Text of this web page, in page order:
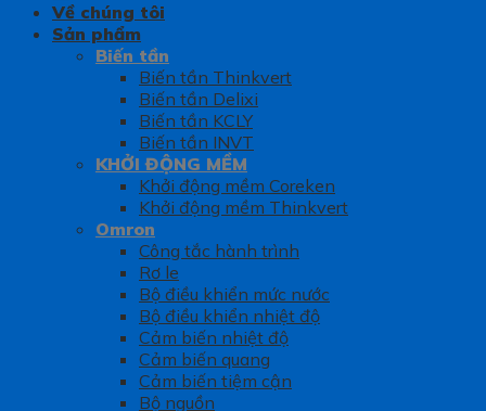
Về chúng tôi
Sản phẩm
Biến tần
Biến tần Thinkvert
Biến tần Delixi
Biến tần KCLY
Biến tần INVT
KHỞI ĐỘNG MỀM
Khởi động mềm Coreken
Khởi động mềm Thinkvert
Omron
Công tắc hành trình
Rơ le
Bộ điều khiển mức nước
Bộ điều khiển nhiệt độ
Cảm biến nhiệt độ
Cảm biến quang
Cảm biến tiệm cận
Bộ nguồn